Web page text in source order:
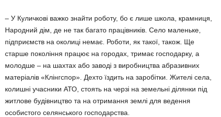
– У Куличкові важко знайти роботу, бо є лише школа, крамниця,
Народний дім, де не так багато працівників. Село маленьке,
підприємств на околиці немає. Роботи, як такої, також. Ще
старше покоління працює на городах, тримає господарку, а
молодше – на шахтах або заводі з виробництва абразивних
матеріалів «Клінгспор». Дехто їздить на заробітки. Жителі села,
колишні учасники АТО, стоять на черзі на земельні ділянки під
житлове будівництво та на отримання землі для ведення
особистого селянського господарства.